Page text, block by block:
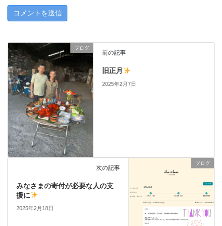
ブログ
前の記事
旧正月
2025年2月7日
ブログ
次の記事
みなさまの寄付が必要な人の支
援に
2025年2月18日